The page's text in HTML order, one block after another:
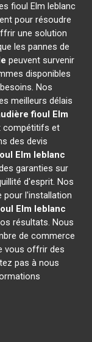
fioul Elm leblanc
pour résoudre
une solution
les pannes de
peuvent survenir
disponibles
Nos
meilleurs délais
fioul Elm
compétitifs et
des devis
Elm leblanc
garanties sur
d'esprit. Nos
l'installation
Elm leblanc
résultats. Nous
de commerce
vous offrir des
pas à nous